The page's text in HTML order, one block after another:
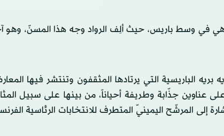
في وسط باريس، حيث ألِف الرواد وجه هذا المسنّ، وهو
الباريسية التي يرتادها المثقفون وتنتشر فيها
عناوين جذّابة وطريفة أحياناً، من بينها على سبيل
المرشّح اليمينيّ المتطرف للانتخابات الرئاسية